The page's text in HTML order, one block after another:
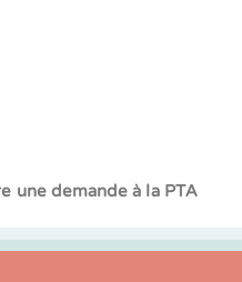
une demande à la PTA